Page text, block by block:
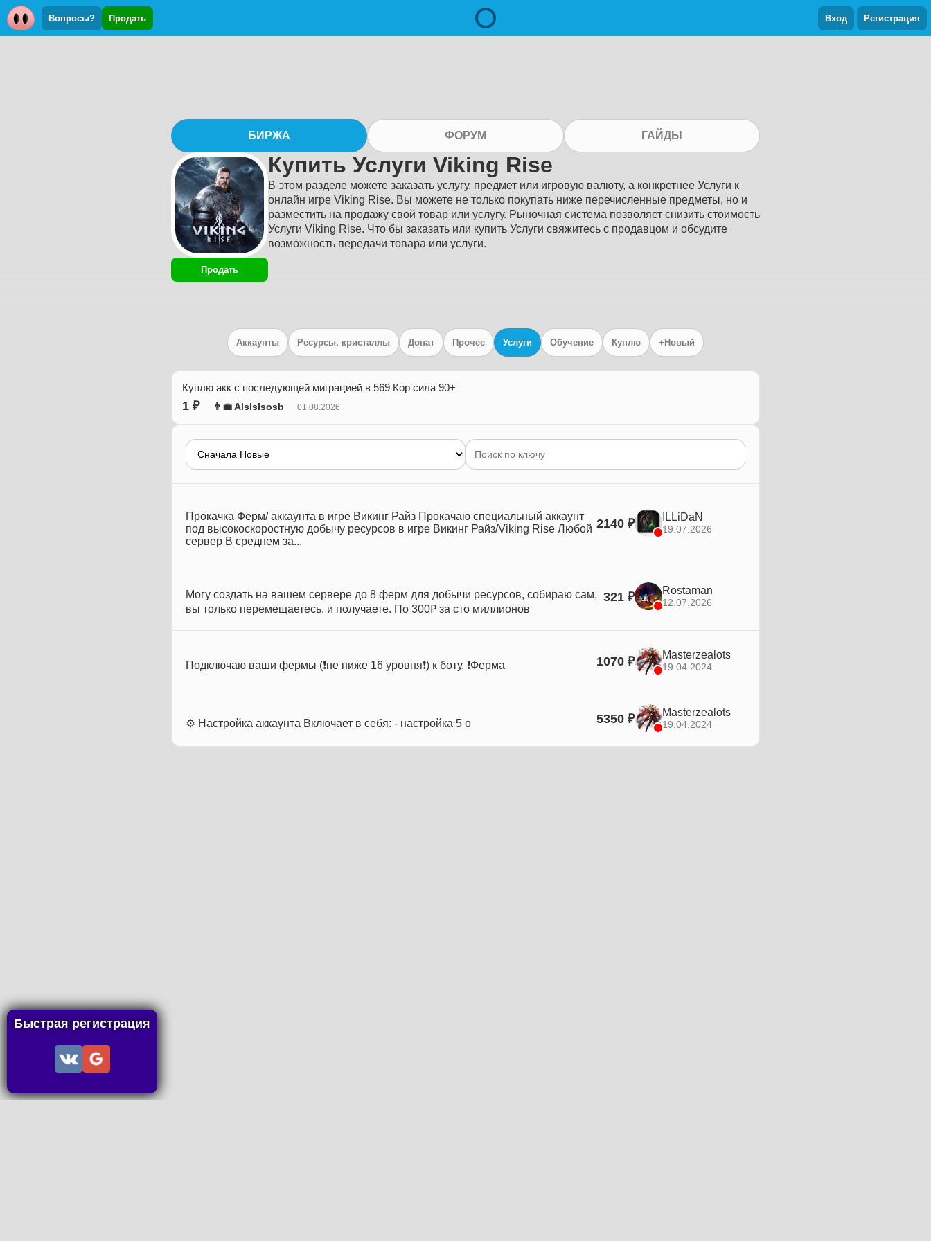
Вопросы? Продать Вход Регистрация
БИРЖА ФОРУМ ГАЙДЫ
Продать
Купить Услуги Viking Rise
В этом разделе можете заказать услугу, предмет или игровую валюту, а конкретнее Услуги к
онлайн игре Viking Rise. Вы можете не только покупать ниже перечисленные предметы, но и
разместить на продажу свой товар или услугу. Рыночная система позволяет снизить стоимость
Услуги Viking Rise. Что бы заказать или купить Услуги свяжитесь с продавцом и обсудите
возможность передачи товара или услуги.
Аккаунты Ресурсы, кристаллы Донат Прочее Услуги Обучение Куплю +Новый
Куплю акк с последующей миграцией в 569 Кор сила 90+
1 ₽ 👨‍💼 Alslslsosb 01.08.2026
Прокачка Ферм/ аккаунта в игре Викинг Райз Прокачаю специальный аккаунт
под высокоскоростную добычу ресурсов в игре Викинг Райз/Viking Rise Любой
сервер В среднем за...
2140 ₽ ILLiDaN
19.07.2026
Могу создать на вашем сервере до 8 ферм для добычи ресурсов, собираю сам,
вы только перемещаетесь, и получаете. По 300₽ за сто миллионов
321 ₽ Rostaman
12.07.2026
Подключаю ваши фермы (❗не ниже 16 уровня❗) к боту. ❗Ферма 1070 ₽ Masterzealots
19.04.2024
⚙️ Настройка аккаунта Включает в себя: - настройка 5 о 5350 ₽ Masterzealots
19.04.2024
Быстрая регистрация